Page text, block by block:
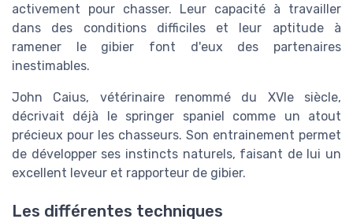
activement pour chasser. Leur capacité à travailler
dans des conditions difficiles et leur aptitude à
ramener le gibier font d'eux des partenaires
inestimables.
John Caius, vétérinaire renommé du XVIe siècle,
décrivait déjà le springer spaniel comme un atout
précieux pour les chasseurs. Son entrainement permet
de développer ses instincts naturels, faisant de lui un
excellent leveur et rapporteur de gibier.
Les différentes techniques